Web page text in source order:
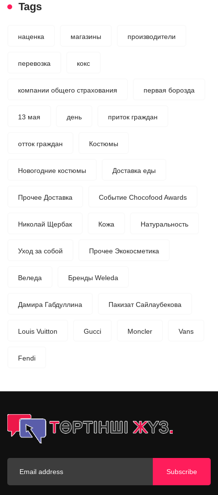
Tags
наценка магазины производители
перевозка кокс
компании общего страхования первая борозда
13 мая день приток граждан
отток граждан Костюмы
Новогодние костюмы Доставка еды
Прочее Доставка Событие Chocofood Awards
Николай Щербак Кожа Натуральность
Уход за собой Прочее Экокосметика
Веледа Бренды Weleda
Дамира Габдуллина Пакизат Сайлаубекова
Louis Vuitton Gucci Moncler Vans
Fendi
Subscribe